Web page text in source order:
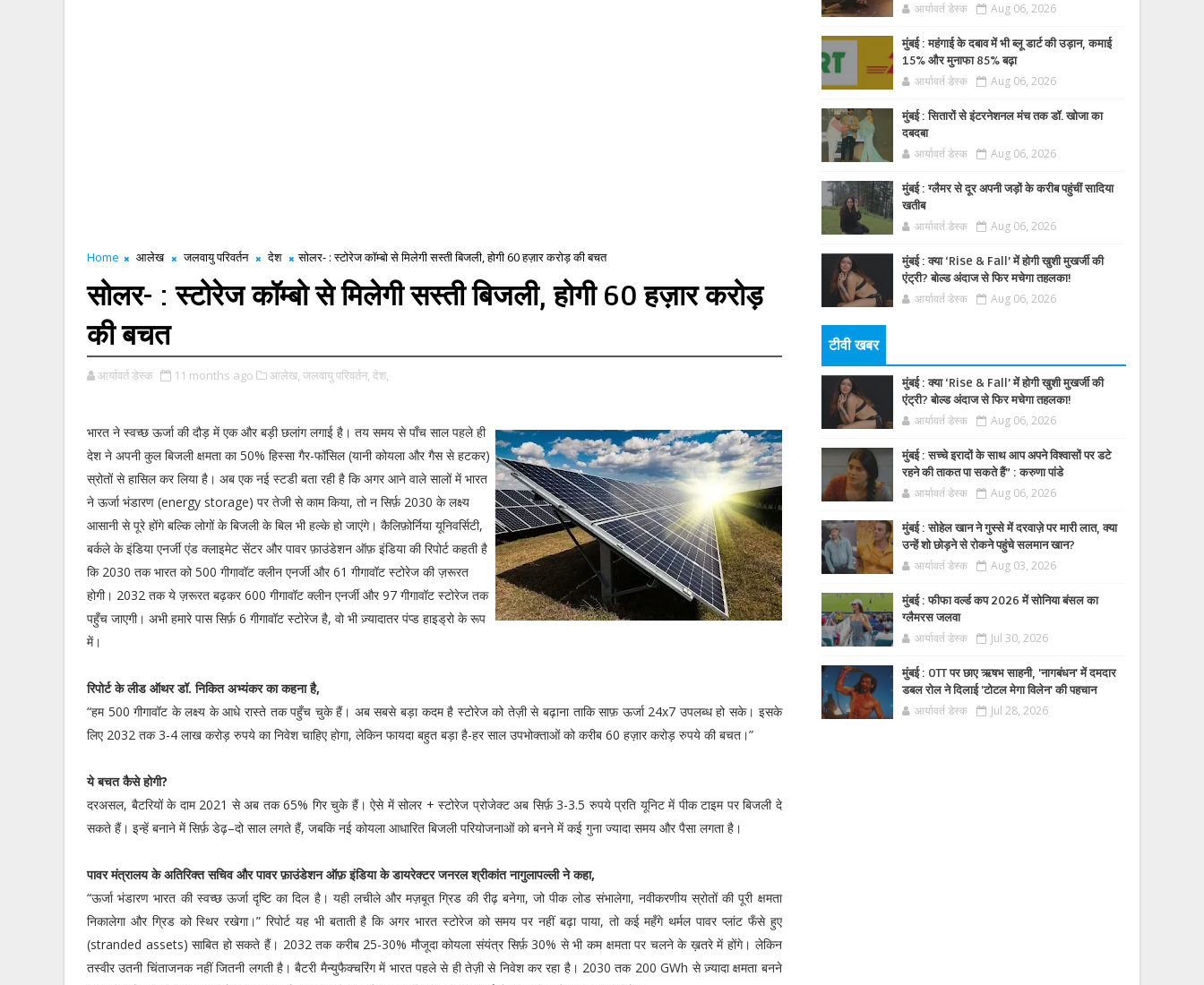
Home आलेख जलवायु परिवर्तन देश सोलर- : स्टोरेज कॉम्बो से मिलेगी सस्ती बिजली, होगी 60 हज़ार करोड़ की बचत
सोलर- : स्टोरेज कॉम्बो से मिलेगी सस्ती बिजली, होगी 60 हज़ार करोड़
की बचत
आर्यावर्त डेस्क 11 months ago आलेख, जलवायु परिवर्तन, देश,
भारत ने स्वच्छ ऊर्जा की दौड़ में एक और बड़ी छलांग लगाई है। तय समय से पाँच साल पहले ही
देश ने अपनी कुल बिजली क्षमता का 50% हिस्सा गैर-फॉसिल (यानी कोयला और गैस से हटकर)
स्रोतों से हासिल कर लिया है। अब एक नई स्टडी बता रही है कि अगर आने वाले सालों में भारत
ने ऊर्जा भंडारण (energy storage) पर तेजी से काम किया, तो न सिर्फ़ 2030 के लक्ष्य
आसानी से पूरे होंगे बल्कि लोगों के बिजली के बिल भी हल्के हो जाएंगे। कैलिफ़ोर्निया यूनिवर्सिटी,
बर्कले के इंडिया एनर्जी एंड क्लाइमेट सेंटर और पावर फ़ाउंडेशन ऑफ़ इंडिया की रिपोर्ट कहती है
कि 2030 तक भारत को 500 गीगावॉट क्लीन एनर्जी और 61 गीगावॉट स्टोरेज की ज़रूरत
होगी। 2032 तक ये ज़रूरत बढ़कर 600 गीगावॉट क्लीन एनर्जी और 97 गीगावॉट स्टोरेज तक
पहुँच जाएगी। अभी हमारे पास सिर्फ़ 6 गीगावॉट स्टोरेज है, वो भी ज़्यादातर पंप्ड हाइड्रो के रूप
में।
रिपोर्ट के लीड ऑथर डॉ. निकित अभ्यंकर का कहना है,
“हम 500 गीगावॉट के लक्ष्य के आधे रास्ते तक पहुँच चुके हैं। अब सबसे बड़ा कदम है स्टोरेज को तेज़ी से बढ़ाना ताकि साफ़ ऊर्जा 24x7 उपलब्ध हो सके। इसके
लिए 2032 तक 3-4 लाख करोड़ रुपये का निवेश चाहिए होगा, लेकिन फायदा बहुत बड़ा है-हर साल उपभोक्ताओं को करीब 60 हज़ार करोड़ रुपये की बचत।”
ये बचत कैसे होगी?
दरअसल, बैटरियों के दाम 2021 से अब तक 65% गिर चुके हैं। ऐसे में सोलर + स्टोरेज प्रोजेक्ट अब सिर्फ़ 3-3.5 रुपये प्रति यूनिट में पीक टाइम पर बिजली दे
सकते हैं। इन्हें बनाने में सिर्फ़ डेढ़–दो साल लगते हैं, जबकि नई कोयला आधारित बिजली परियोजनाओं को बनने में कई गुना ज्यादा समय और पैसा लगता है।
पावर मंत्रालय के अतिरिक्त सचिव और पावर फ़ाउंडेशन ऑफ़ इंडिया के डायरेक्टर जनरल श्रीकांत नागुलापल्ली ने कहा,
“ऊर्जा भंडारण भारत की स्वच्छ ऊर्जा दृष्टि का दिल है। यही लचीले और मज़बूत ग्रिड की रीढ़ बनेगा, जो पीक लोड संभालेगा, नवीकरणीय स्रोतों की पूरी क्षमता
निकालेगा और ग्रिड को स्थिर रखेगा।” रिपोर्ट यह भी बताती है कि अगर भारत स्टोरेज को समय पर नहीं बढ़ा पाया, तो कई महँगे थर्मल पावर प्लांट फँसे हुए
(stranded assets) साबित हो सकते हैं। 2032 तक करीब 25-30% मौजूदा कोयला संयंत्र सिर्फ़ 30% से भी कम क्षमता पर चलने के ख़तरे में होंगे। लेकिन
तस्वीर उतनी चिंताजनक नहीं जितनी लगती है। बैटरी मैन्युफैक्चरिंग में भारत पहले से ही तेज़ी से निवेश कर रहा है। 2030 तक 200 GWh से ज़्यादा क्षमता बनने
आर्यावर्त डेस्क Aug 06, 2026
मुंबई : महंगाई के दबाव में भी ब्लू डार्ट की उड़ान, कमाई
15% और मुनाफा 85% बढ़ा
आर्यावर्त डेस्क Aug 06, 2026
मुंबई : सितारों से इंटरनेशनल मंच तक डॉ. खोजा का
दबदबा
आर्यावर्त डेस्क Aug 06, 2026
मुंबई : ग्लैमर से दूर अपनी जड़ों के करीब पहुंचीं सादिया
खतीब
आर्यावर्त डेस्क Aug 06, 2026
मुंबई : क्या ‘Rise & Fall’ में होगी खुशी मुखर्जी की
एंट्री? बोल्ड अंदाज से फिर मचेगा तहलका!
आर्यावर्त डेस्क Aug 06, 2026
टीवी खबर
मुंबई : क्या ‘Rise & Fall’ में होगी खुशी मुखर्जी की
एंट्री? बोल्ड अंदाज से फिर मचेगा तहलका!
आर्यावर्त डेस्क Aug 06, 2026
मुंबई : सच्चे इरादों के साथ आप अपने विश्वासों पर डटे
रहने की ताकत पा सकते हैं” : करुणा पांडे
आर्यावर्त डेस्क Aug 06, 2026
मुंबई : सोहेल खान ने गुस्से में दरवाज़े पर मारी लात, क्या
उन्हें शो छोड़ने से रोकने पहुंचे सलमान खान?
आर्यावर्त डेस्क Aug 03, 2026
मुंबई : फीफा वर्ल्ड कप 2026 में सोनिया बंसल का
ग्लैमरस जलवा
आर्यावर्त डेस्क Jul 30, 2026
मुंबई : OTT पर छाए ऋषभ साहनी, 'नागबंधन' में दमदार
डबल रोल ने दिलाई 'टोटल मेगा विलेन' की पहचान
आर्यावर्त डेस्क Jul 28, 2026